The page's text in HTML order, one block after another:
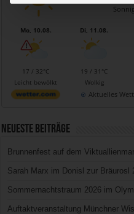
Sonnig
Mo, 10.08.
17 / 32°C
Leicht bewölkt
Di, 11.08.
19 / 31°C
Wolkig
Aktuelles
Neueste Beiträge
Brunnenfest auf dem
Sarah Marx im Donisl zur Bräurosl
Sommernachtstraum 2026 im
Auftaktveranstaltung Münchner